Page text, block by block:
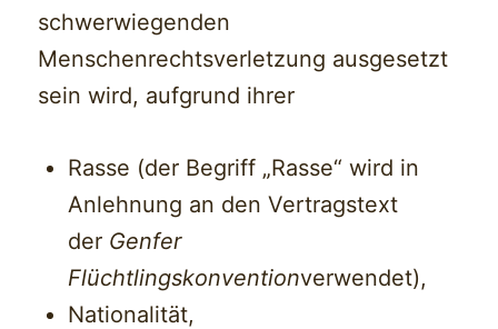
schwerwiegenden
Menschenrechtsverletzung ausgesetzt
sein wird, aufgrund ihrer
Rasse (der Begriff „Rasse“ wird in
Anlehnung an den Vertragstext
der Genfer
Flüchtlingskonventionverwendet),
Nationalität,